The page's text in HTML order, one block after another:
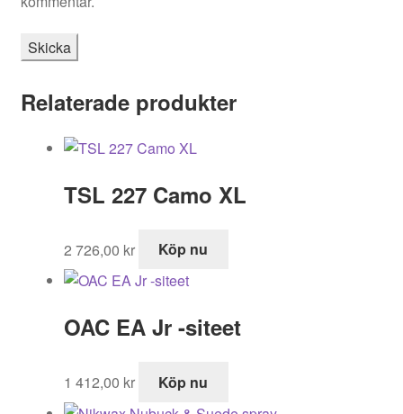
Relaterade produkter
TSL 227 Camo XL
2 726,00 kr Köp nu
OAC EA Jr -siteet
1 412,00 kr Köp nu